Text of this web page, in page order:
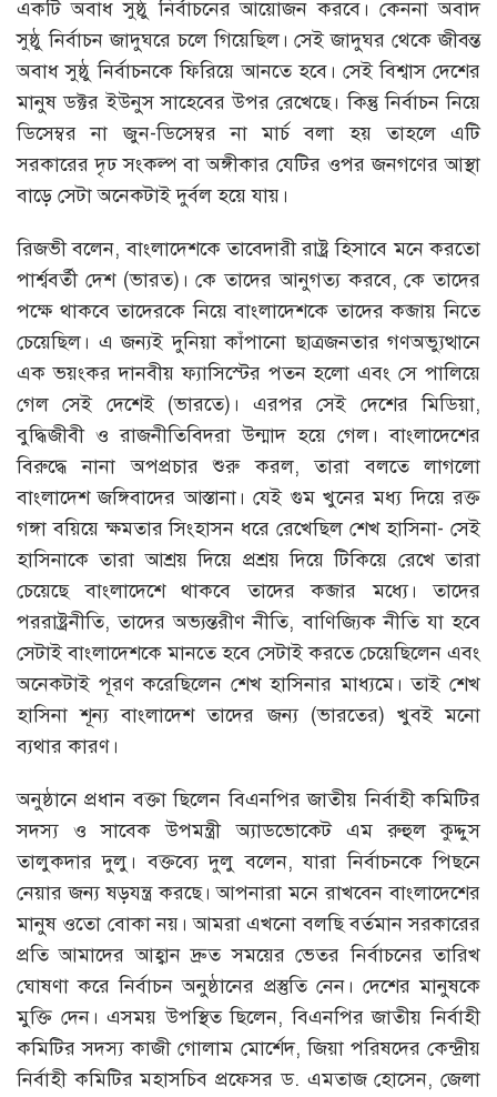
একটি অবাধ সুষ্ঠু নির্বাচনের আয়োজন করবে। কেননা অবাদ
সুষ্ঠু নির্বাচন জাদুঘরে চলে গিয়েছিল। সেই জাদুঘর থেকে জীবন্ত
অবাধ সুষ্ঠু নির্বাচনকে ফিরিয়ে আনতে হবে। সেই বিশ্বাস দেশের
মানুষ ডক্টর ইউনুস সাহেবের উপর রেখেছে। কিন্তু নির্বাচন নিয়ে
ডিসেম্বর না জুন-ডিসেম্বর না মার্চ বলা হয় তাহলে এটি
সরকারের দৃঢ সংকল্প বা অঙ্গীকার যেটির ওপর জনগণের আস্থা
বাড়ে সেটা অনেকটাই দুর্বল হয়ে যায়।
রিজভী বলেন, বাংলাদেশকে তাবেদারী রাষ্ট্র হিসাবে মনে করতো
পার্শ্ববর্তী দেশ (ভারত)। কে তাদের আনুগত্য করবে, কে তাদের
পক্ষে থাকবে তাদেরকে নিয়ে বাংলাদেশকে তাদের কব্জায় নিতে
চেয়েছিল। এ জন্যই দুনিয়া কাঁপানো ছাত্রজনতার গণঅভ্যুত্থানে
এক ভয়ংকর দানবীয় ফ্যাসিস্টের পতন হলো এবং সে পালিয়ে
গেল সেই দেশেই (ভারতে)। এরপর সেই দেশের মিডিয়া,
বুদ্ধিজীবী ও রাজনীতিবিদরা উন্মাদ হয়ে গেল। বাংলাদেশের
বিরুদ্ধে নানা অপপ্রচার শুরু করল, তারা বলতে লাগলো
বাংলাদেশ জঙ্গিবাদের আস্তানা। যেই গুম খুনের মধ্য দিয়ে রক্ত
গঙ্গা বয়িয়ে ক্ষমতার সিংহাসন ধরে রেখেছিল শেখ হাসিনা- সেই
হাসিনাকে তারা আশ্রয় দিয়ে প্রশ্রয় দিয়ে টিকিয়ে রেখে তারা
চেয়েছে বাংলাদেশে থাকবে তাদের কব্জার মধ্যে। তাদের
পররাষ্ট্রনীতি, তাদের অভ্যন্তরীণ নীতি, বাণিজ্যিক নীতি যা হবে
সেটাই বাংলাদেশকে মানতে হবে সেটাই করতে চেয়েছিলেন এবং
অনেকটাই পূরণ করেছিলেন শেখ হাসিনার মাধ্যমে। তাই শেখ
হাসিনা শূন্য বাংলাদেশ তাদের জন্য (ভারতের) খুবই মনো
ব্যথার কারণ।
অনুষ্ঠানে প্রধান বক্তা ছিলেন বিএনপির জাতীয় নির্বাহী কমিটির
সদস্য ও সাবেক উপমন্ত্রী অ্যাডভোকেট এম রুহুল কুদ্দুস
তালুকদার দুলু। বক্তব্যে দুলু বলেন, যারা নির্বাচনকে পিছনে
নেয়ার জন্য ষড়যন্ত্র করছে। আপনারা মনে রাখবেন বাংলাদেশের
মানুষ ওতো বোকা নয়। আমরা এখনো বলছি বর্তমান সরকারের
প্রতি আমাদের আহ্বান দ্রুত সময়ের ভেতর নির্বাচনের তারিখ
ঘোষণা করে নির্বাচন অনুষ্ঠানের প্রস্তুতি নেন। দেশের মানুষকে
মুক্তি দেন। এসময় উপস্থিত ছিলেন, বিএনপির জাতীয় নির্বাহী
কমিটির সদস্য কাজী গোলাম মোর্শেদ, জিয়া পরিষদের কেন্দ্রীয়
নির্বাহী কমিটির মহাসচিব প্রফেসর ড. এমতাজ হোসেন, জেলা